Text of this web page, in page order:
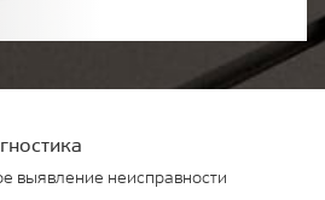
выявление неисправности